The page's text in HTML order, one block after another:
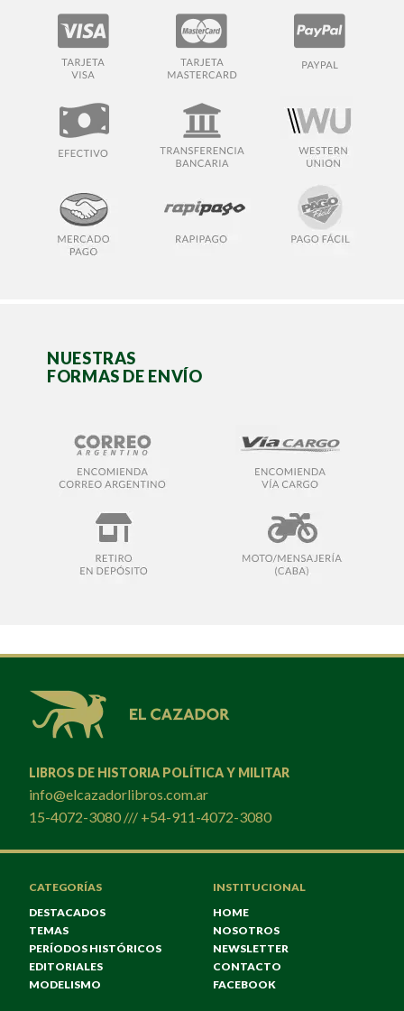
NUESTRAS
FORMAS DE ENVÍO
LIBROS DE HISTORIA POLÍTICA Y MILITAR
info@elcazadorlibros.com.ar
15-4072-3080 /// +54-911-4072-3080
CATEGORÍAS
DESTACADOS
TEMAS
PERÍODOS HISTÓRICOS
EDITORIALES
MODELISMO
INSTITUCIONAL
HOME
NOSOTROS
NEWSLETTER
CONTACTO
FACEBOOK